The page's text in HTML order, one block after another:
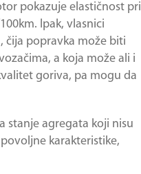
pokazuje elastičnost pri
Ipak, vlasnici
čija popravka može biti
a koja može ali i
goriva, pa mogu da
stanje agregata koji nisu
karakteristike,